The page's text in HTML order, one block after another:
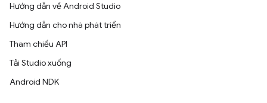
Hướng dẫn về Android Studio
Hướng dẫn cho nhà phát triển
Tham chiếu API
Tải Studio xuống
Android NDK